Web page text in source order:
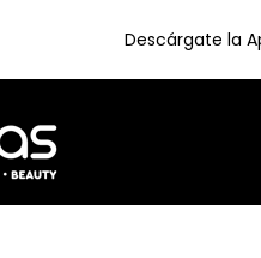
Descárgate la